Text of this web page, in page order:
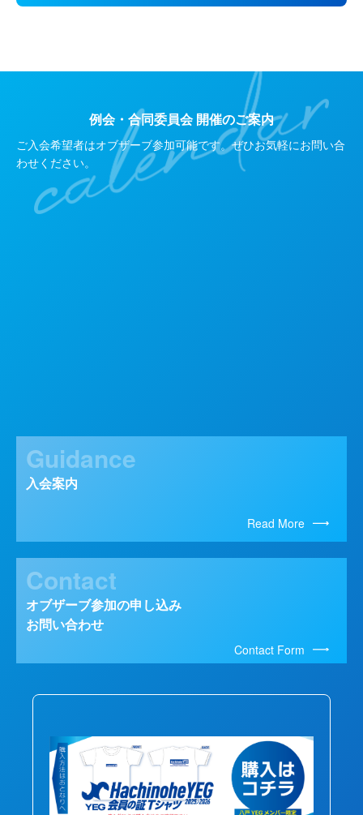
例会・合同委員会 開催のご案内
ご入会希望者はオブザーブ参加可能です。ぜひお気軽にお問い合
わせください。
Guidance
入会案内
Read More
Contact
オブザーブ参加の申し込み
お問い合わせ
Contact Form